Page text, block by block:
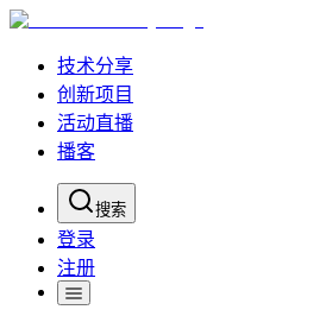
技术分享
创新项目
活动直播
播客
搜索
登录
注册